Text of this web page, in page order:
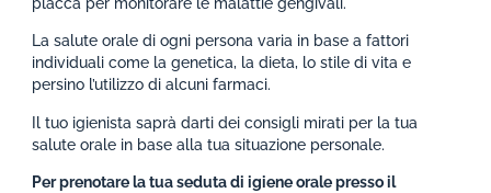
La salute orale di ogni persona varia in base a fattori
individuali come la genetica, la dieta, lo stile di vita e
persino l’utilizzo di alcuni farmaci.
Il tuo igienista saprà darti dei consigli mirati per la tua
salute orale in base alla tua situazione personale.
Per prenotare la tua seduta di igiene orale presso il